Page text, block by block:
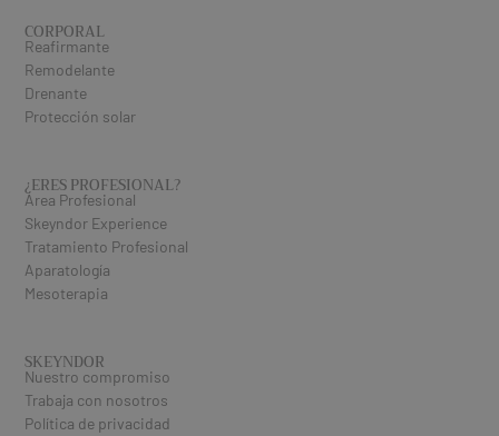
CORPORAL
Reafirmante
Remodelante
Drenante
Protección solar
¿ERES PROFESIONAL​?
Área Profesional
Skeyndor Experience
Tratamiento Profesional
Aparatología
Mesoterapia
SKEYNDOR
Nuestro compromiso
Trabaja con nosotros
Política de privacidad